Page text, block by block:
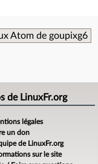
Atom de goupixg6
de LinuxFr.org
légales
un don
de LinuxFr.org
sur le site